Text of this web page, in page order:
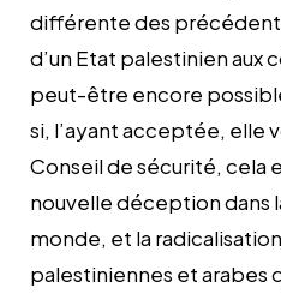
différente des
d’un Etat palestinien aux
peut-être encore
si, l’ayant acceptée, elle
Conseil de sécurité, cela
nouvelle déception dans
monde, et la
palestiniennes et arabes